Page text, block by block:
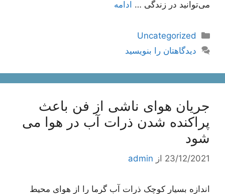
می‌توانید در زندگی … ادامه
دسته‌ها
Uncategorized
دیدگاهتان را بنویسید
جریان هوای ناشی از فن باعث
پراکنده شدن ذرات آب در هوا می
شود
23/12/2021 از admin
اندازه بسیار کوچک ذرات آب گرما را از هوای محیط